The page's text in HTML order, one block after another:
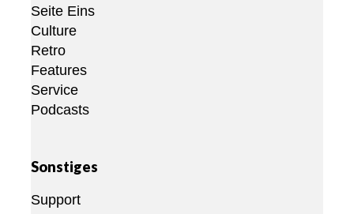
Seite Eins
Culture
Retro
Features
Service
Podcasts
Sonstiges
Support